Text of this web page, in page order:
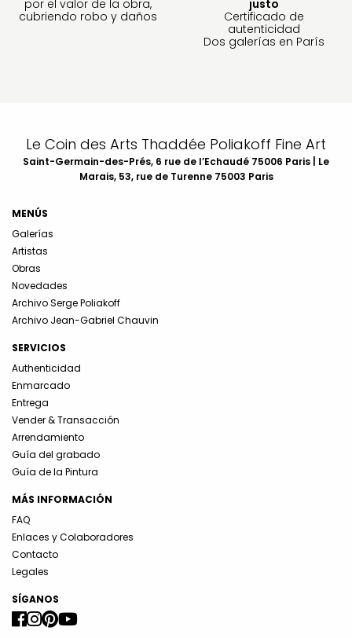
por el valor de la obra,
cubriendo robo y daños
justo
Certificado de
autenticidad
Dos galerías en París
Le Coin des Arts Thaddée Poliakoff Fine Art
Saint-Germain-des-Prés, 6 rue de l’Echaudé 75006 Paris | Le
Marais, 53, rue de Turenne 75003 Paris
MENÚS
Galerías
Artistas
Obras
Novedades
Archivo Serge Poliakoff
Archivo Jean-Gabriel Chauvin
SERVICIOS
Authenticidad
Enmarcado
Entrega
Vender & Transacción
Arrendamiento
Guía del grabado
Guía de la Pintura
MÁS INFORMACIÓN
FAQ
Enlaces y Colaboradores
Contacto
Legales
SÍGANOS